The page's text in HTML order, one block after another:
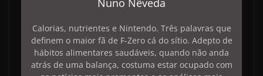
Nuno Nêveda
Calorias, nutrientes e Nintendo. Três palavras que
definem o maior fã de F-Zero cá do sítio. Adepto de
hábitos alimentares saudáveis, quando não anda
atrás de uma balança, costuma estar ocupado com